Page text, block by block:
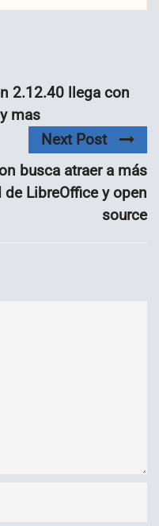
2.12.40 llega con
mas
Next Post
busca atraer a más
LibreOffice y open
source